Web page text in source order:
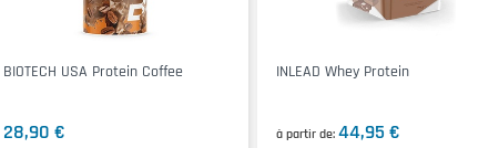
BIOTECH USA Protein Coffee
28,90 €
INLEAD Whey Protein
à partir de 44,95 €